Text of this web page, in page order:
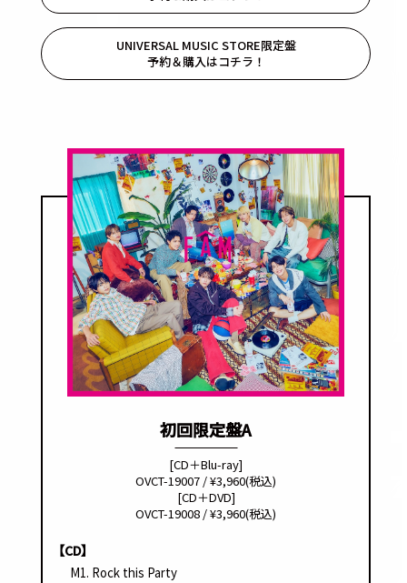
UNIVERSAL MUSIC STORE限定盤
予約＆購入はコチラ！
初回限定盤A
[CD＋Blu-ray]
OVCT-19007 / ¥3,960(税込)
[CD＋DVD]
OVCT-19008 / ¥3,960(税込)
【CD】
M1. Rock this Party